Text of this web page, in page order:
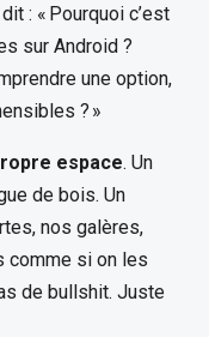
: « Pourquoi c’est
sur Android ?
une option,
? »
espace. Un
de bois. Un
nos galères,
comme si on les
de bullshit. Juste